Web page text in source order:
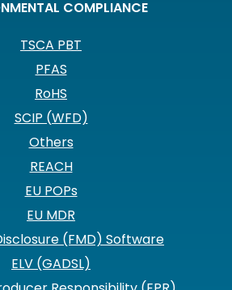
COMPLIANCE
TSCA PBT
PFAS
RoHS
SCIP (WFD)
Others
REACH
EU POPs
EU MDR
(FMD) Software
ELV (GADSL)